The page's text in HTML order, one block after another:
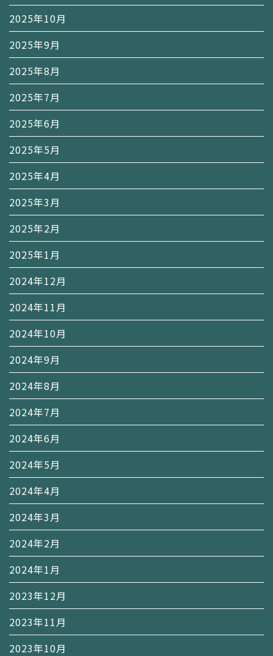
2025年10月
2025年9月
2025年8月
2025年7月
2025年6月
2025年5月
2025年4月
2025年3月
2025年2月
2025年1月
2024年12月
2024年11月
2024年10月
2024年9月
2024年8月
2024年7月
2024年6月
2024年5月
2024年4月
2024年3月
2024年2月
2024年1月
2023年12月
2023年11月
2023年10月